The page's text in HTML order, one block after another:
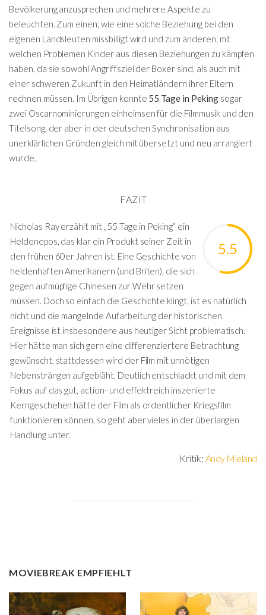
Bevölkerung anzusprechen und mehrere Aspekte zu
beleuchten. Zum einen, wie eine solche Beziehung bei den
eigenen Landsleuten missbilligt wird und zum anderen, mit
welchen Problemen Kinder aus diesen Beziehungen zu kämpfen
haben, da sie sowohl Angriffsziel der Boxer sind, als auch mit
einer schweren Zukunft in den Heimatländern ihrer Eltern
rechnen müssen. Im Übrigen konnte 55 Tage in Pekingsogar
zwei Oscarnominierungen einheimsen für die Filmmusik und den
Titelsong, der aber in der deutschen Synchronisation aus
unerklärlichen Gründen gleich mit übersetzt und neu arrangiert
wurde.
FAZIT
5.5
Nicholas Ray erzählt mit „55 Tage in Peking“ ein
Heldenepos, das klar ein Produkt seiner Zeit in
den frühen 60er Jahren ist. Eine Geschichte von
heldenhaften Amerikanern (und Briten), die sich
gegen aufmüpfige Chinesen zur Wehr setzen
müssen. Doch so einfach die Geschichte klingt, ist es natürlich
nicht und die mangelnde Aufarbeitung der historischen
Ereignisse ist insbesondere aus heutiger Sicht problematisch.
Hier hätte man sich gern eine differenziertere Betrachtung
gewünscht, stattdessen wird der Film mit unnötigen
Nebensträngen aufgebläht. Deutlich entschlackt und mit dem
Fokus auf das gut, action- und effektreich inszenierte
Kerngeschehen hätte der Film als ordentlicher Kriegsfilm
funktionieren können, so geht aber vieles in der überlangen
Handlung unter.
Kritik: Andy Mieland
MOVIEBREAK EMPFIEHLT